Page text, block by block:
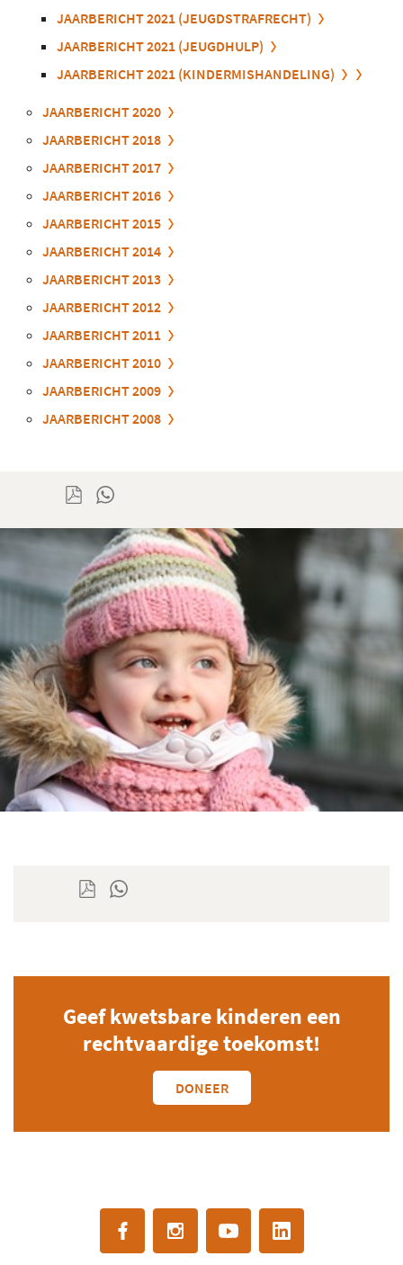
JAARBERICHT 2021 (JEUGDSTRAFRECHT)
JAARBERICHT 2021 (JEUGDHULP)
JAARBERICHT 2021 (KINDERMISHANDELING)
JAARBERICHT 2020
JAARBERICHT 2018
JAARBERICHT 2017
JAARBERICHT 2016
JAARBERICHT 2015
JAARBERICHT 2014
JAARBERICHT 2013
JAARBERICHT 2012
JAARBERICHT 2011
JAARBERICHT 2010
JAARBERICHT 2009
JAARBERICHT 2008
Geef kwetsbare kinderen een
rechtvaardige toekomst!
DONEER